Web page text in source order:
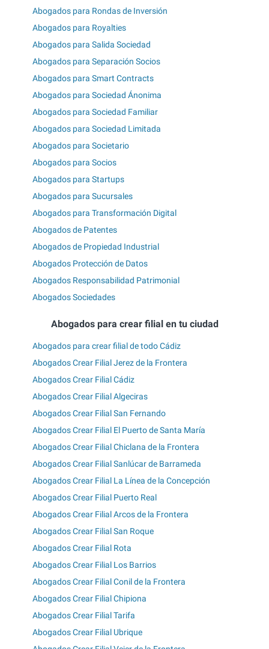
Abogados para Rondas de Inversión
Abogados para Royalties
Abogados para Salida Sociedad
Abogados para Separación Socios
Abogados para Smart Contracts
Abogados para Sociedad Ánonima
Abogados para Sociedad Familiar
Abogados para Sociedad Limitada
Abogados para Societario
Abogados para Socios
Abogados para Startups
Abogados para Sucursales
Abogados para Transformación Digital
Abogados de Patentes
Abogados de Propiedad Industrial
Abogados Protección de Datos
Abogados Responsabilidad Patrimonial
Abogados Sociedades
Abogados para crear filial en tu ciudad
Abogados para crear filial de todo Cádiz
Abogados Crear Filial Jerez de la Frontera
Abogados Crear Filial Cádiz
Abogados Crear Filial Algeciras
Abogados Crear Filial San Fernando
Abogados Crear Filial El Puerto de Santa María
Abogados Crear Filial Chiclana de la Frontera
Abogados Crear Filial Sanlúcar de Barrameda
Abogados Crear Filial La Línea de la Concepción
Abogados Crear Filial Puerto Real
Abogados Crear Filial Arcos de la Frontera
Abogados Crear Filial San Roque
Abogados Crear Filial Rota
Abogados Crear Filial Los Barrios
Abogados Crear Filial Conil de la Frontera
Abogados Crear Filial Chipiona
Abogados Crear Filial Tarifa
Abogados Crear Filial Ubrique